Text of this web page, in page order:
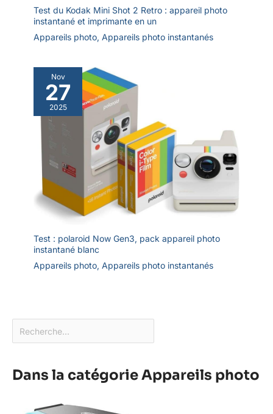
Test du Kodak Mini Shot 2 Retro : appareil photo
instantané et imprimante en un
Appareils photo, Appareils photo instantanés
Nov
27
2025
Test : polaroid Now Gen3, pack appareil photo
instantané blanc
Appareils photo, Appareils photo instantanés
Dans la catégorie Appareils photo